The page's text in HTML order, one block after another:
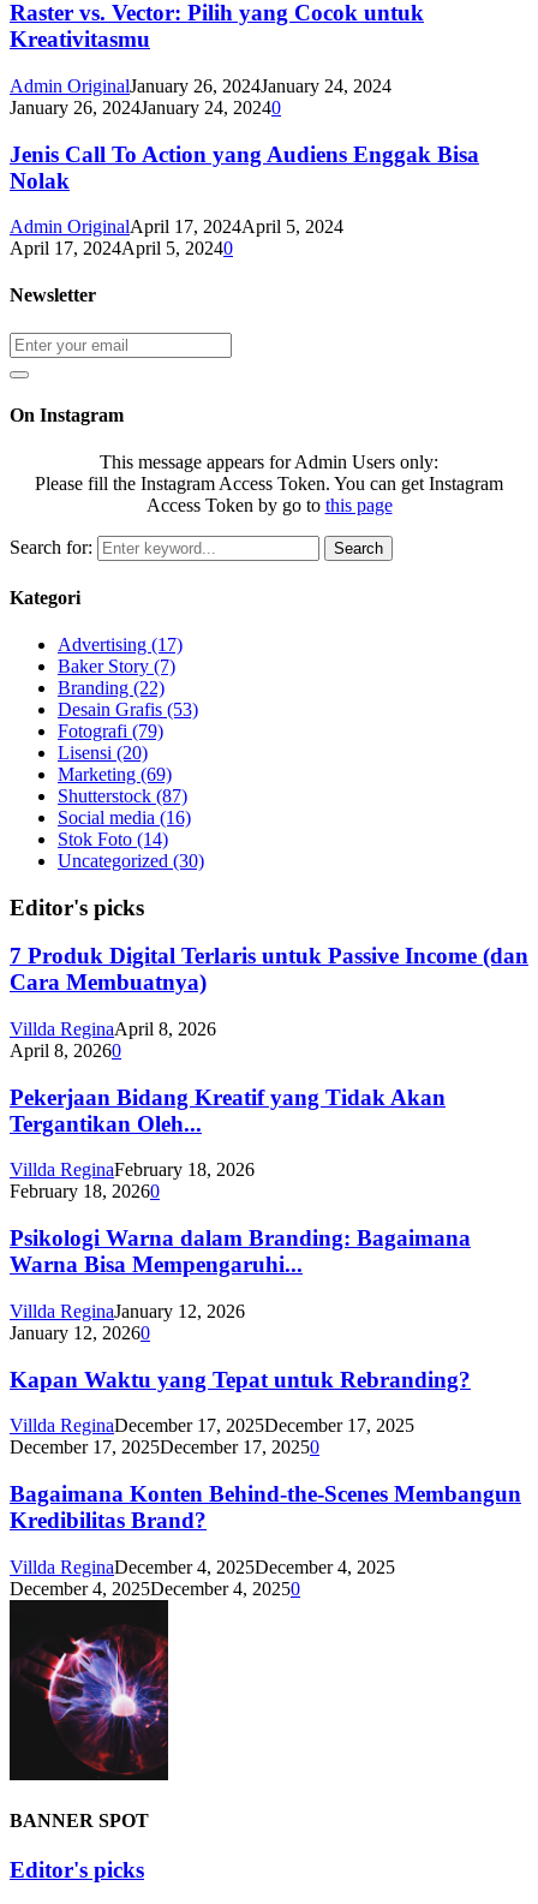
Raster vs. Vector: Pilih yang Cocok untuk
Kreativitasmu
Admin OriginalJanuary 26, 2024January 24, 2024
January 26, 2024January 24, 20240
Jenis Call To Action yang Audiens Enggak Bisa
Nolak
Admin OriginalApril 17, 2024April 5, 2024
April 17, 2024April 5, 20240
Newsletter
On Instagram
This message appears for Admin Users only:
Please fill the Instagram Access Token. You can get Instagram
Access Token by go to this page
Search for: Search
Kategori
Advertising (17)
Baker Story (7)
Branding (22)
Desain Grafis (53)
Fotografi (79)
Lisensi (20)
Marketing (69)
Shutterstock (87)
Social media (16)
Stok Foto (14)
Uncategorized (30)
Editor's picks
7 Produk Digital Terlaris untuk Passive Income (dan
Cara Membuatnya)
Villda ReginaApril 8, 2026
April 8, 20260
Pekerjaan Bidang Kreatif yang Tidak Akan
Tergantikan Oleh...
Villda ReginaFebruary 18, 2026
February 18, 20260
Psikologi Warna dalam Branding: Bagaimana
Warna Bisa Mempengaruhi...
Villda ReginaJanuary 12, 2026
January 12, 20260
Kapan Waktu yang Tepat untuk Rebranding?
Villda ReginaDecember 17, 2025December 17, 2025
December 17, 2025December 17, 20250
Bagaimana Konten Behind-the-Scenes Membangun
Kredibilitas Brand?
Villda ReginaDecember 4, 2025December 4, 2025
December 4, 2025December 4, 20250
BANNER SPOT
Editor's picks